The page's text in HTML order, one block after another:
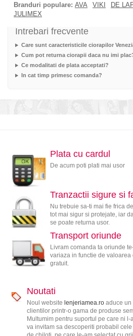
Branduri populare: AVA VIKI DE
JULIMEX
Intrebari frecvente
Care sunt caracteristicile ciorapilor
Cum pot returna ciorapii daca nu imi
Ce modalitati de plata acceptati?
In cat timp primesc comanda?
Plata cu cardul
De acum poti plati mai usor
Tranzactii sigure si
Nu trebuie sa-ti mai fie frica
tot mai sigur si protejate, iar
se poate returna usor.
Transport oriunde
Livram comanda ta oriunde
variaza in functie de
gratuit.
Noutati
Noul website lenjeriamea.roaduce un
clientilor printr-o gama de produse
Multumim pentru suportul pe care ni l-
va invitam sa descoperiti probabil